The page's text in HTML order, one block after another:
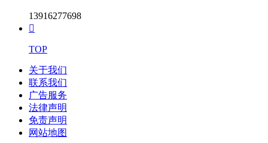
13916277698

TOP
关于我们
联系我们
广告服务
法律声明
免责声明
网站地图